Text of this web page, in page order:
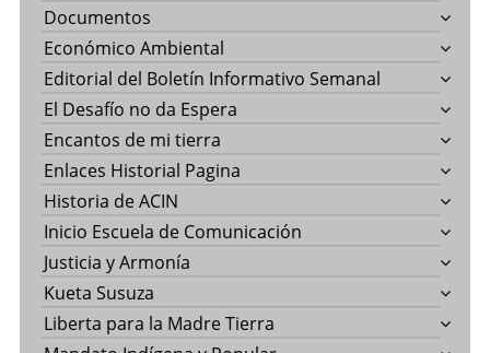
Documentos
Económico Ambiental
Editorial del Boletín Informativo Semanal
El Desafío no da Espera
Encantos de mi tierra
Enlaces Historial Pagina
Historia de ACIN
Inicio Escuela de Comunicación
Justicia y Armonía
Kueta Susuza
Liberta para la Madre Tierra